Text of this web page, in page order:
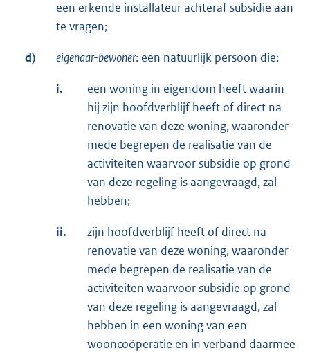
een erkende installateur achteraf subsidie aan
te vragen;
d) eigenaar-bewoner: een natuurlijk persoon die:
i.
een woning in eigendom heeft waarin
hij zijn hoofdverblijf heeft of direct na
renovatie van deze woning, waaronder
mede begrepen de realisatie van de
activiteiten waarvoor subsidie op grond
van deze regeling is aangevraagd, zal
hebben;
ii.
zijn hoofdverblijf heeft of direct na
renovatie van deze woning, waaronder
mede begrepen de realisatie van de
activiteiten waarvoor subsidie op grond
van deze regeling is aangevraagd, zal
hebben in een woning van een
wooncoöperatie en in verband daarmee